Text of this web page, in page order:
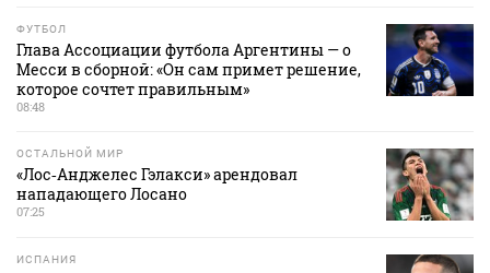
ФУТБОЛ
Глава Ассоциации футбола Аргентины — о
Месси в сборной: «Он сам примет решение,
которое сочтет правильным»
08:48
ОСТАЛЬНОЙ МИР
«Лос‑Анджелес Гэлакси» арендовал
нападающего Лосано
07:25
ИСПАНИЯ